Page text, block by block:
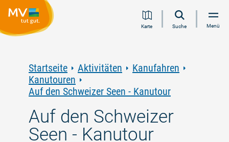
Inhalt
Navigation
Volltextsuche
FooterKarte Suche Menü
Startseite Aktivitäten
Kanufahren
Kanutouren
Auf den Schweizer Seen - Kanutour
Auf den Schweizer
Seen - Kanutour